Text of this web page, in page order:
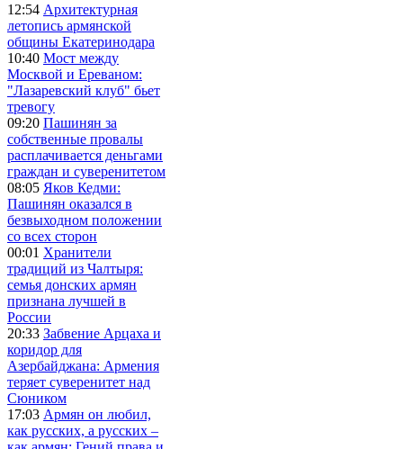
12:54 Архитектурная
летопись армянской
общины Екатеринодара
10:40 Мост между
Москвой и Ереваном:
"Лазаревский клуб" бьет
тревогу
09:20 Пашинян за
собственные провалы
расплачивается деньгами
граждан и суверенитетом
08:05 Яков Кедми:
Пашинян оказался в
безвыходном положении
со всех сторон
00:01 Хранители
традиций из Чалтыря:
семья донских армян
признана лучшей в
России
20:33 Забвение Арцаха и
коридор для
Азербайджана: Армения
теряет суверенитет над
Сюником
17:03 Армян он любил,
как русских, а русских –